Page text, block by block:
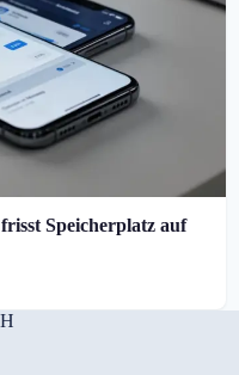
Speicherplatz auf